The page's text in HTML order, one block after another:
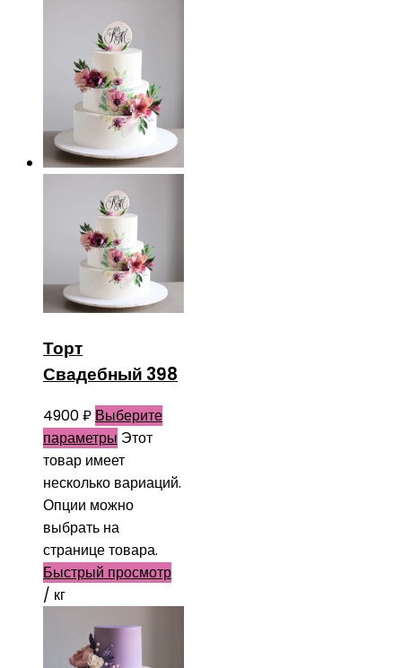
Торт
Свадебный 398
4900₽ Выберите
параметры Этот
товар имеет
несколько вариаций.
Опции можно
выбрать на
странице товара.
Быстрый просмотр
/ кг